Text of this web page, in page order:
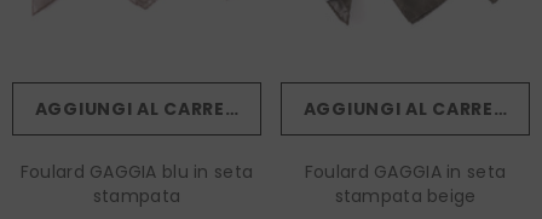
AGGIUNGI AL CARRELLO
Foulard GAGGIA blu in seta
stampata
AGGIUNGI AL CARRELLO
Foulard GAGGIA in seta
stampata beige